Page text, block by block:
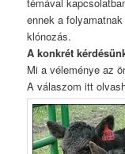
ennek a
klónozás.
A konkrét
Mi a véleménye az
A válaszom itt